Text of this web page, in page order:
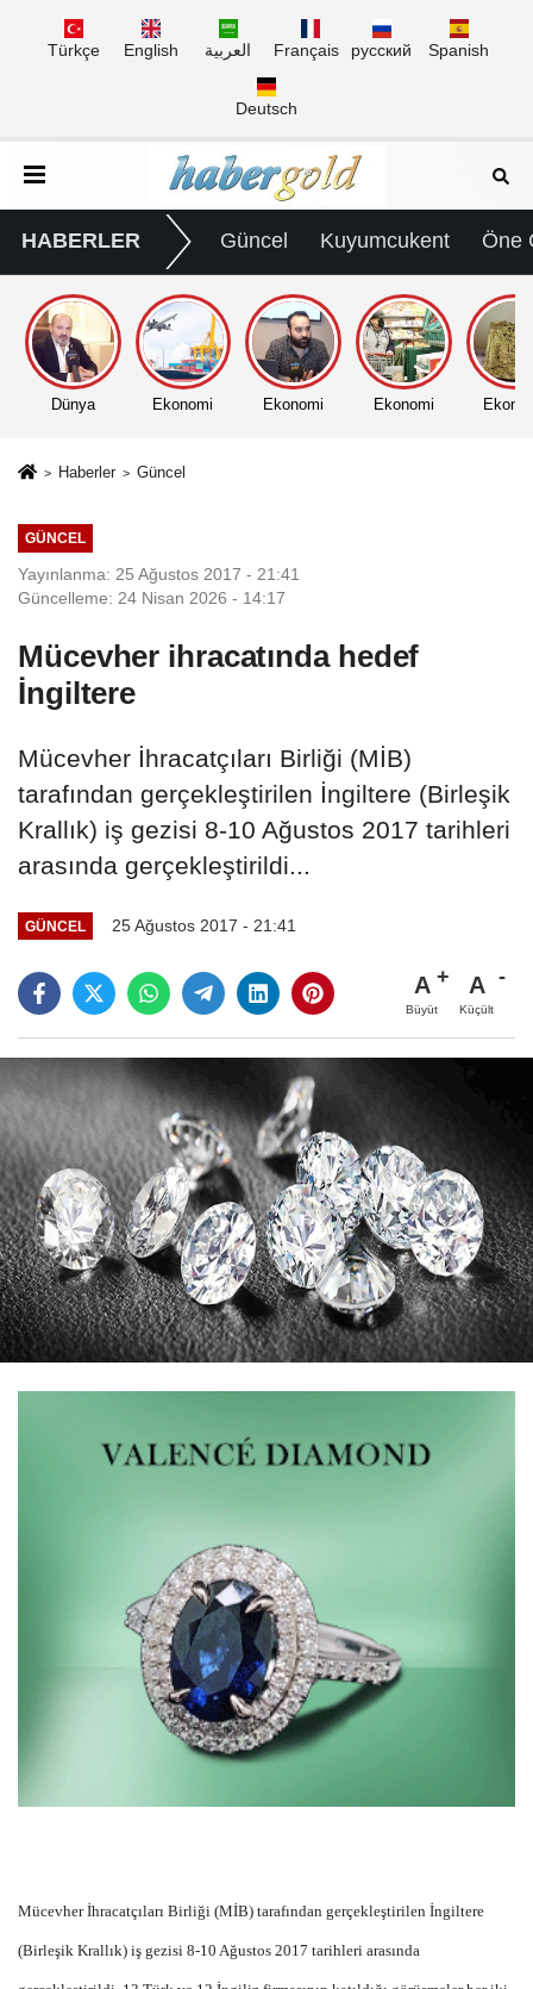
Türkçe English العربية Français русский Spanish
Deutsch
HABERLER Güncel Kuyumcukent Öne
Dünya Ekonomi Ekonomi Ekonomi
Haberler Güncel
GÜNCEL
Yayınlanma: 25 Ağustos 2017 - 21:41
Güncelleme: 24 Nisan 2026 - 14:17
Mücevher ihracatında hedef
İngiltere
Mücevher İhracatçıları Birliği (MİB)
tarafından gerçekleştirilen İngiltere (Birleşik
Krallık) iş gezisi 8-10 Ağustos 2017 tarihleri
arasında gerçekleştirildi...
GÜNCEL 25 Ağustos 2017 - 21:41
A
Büyüt
A
Küçült
Mücevher İhracatçıları Birliği (MİB) tarafından gerçekleştirilen İngiltere
(Birleşik Krallık) iş gezisi 8-10 Ağustos 2017 tarihleri arasında